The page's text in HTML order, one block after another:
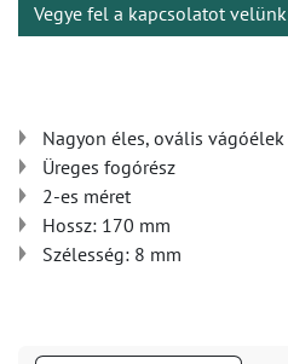
Vegye fel a kapcsolatot velünk
Nagyon éles, ovális vágóélek
Üreges fogórész
2-es méret
Hossz: 170 mm
Szélesség: 8 mm